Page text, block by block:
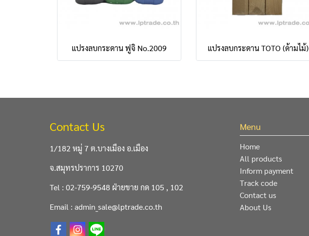
แปรงลบกระดาน ฟูจิ No.2009 แปรงลบกระดาน TOTO (ด้ามไม้)
Contact Us
1/182 หมู่ 7 ต.บางเมือง อ.เมือง
จ.สมุทรปราการ 10270
Tel : 02-759-9548 ฝ่ายขาย กด 105 , 102
Email : admin_sale@lptrade.co.th
Menu
Home
All products
Inform payment
Track code
Contact us
About Us